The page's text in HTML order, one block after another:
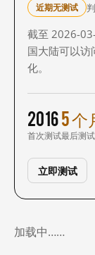
近期无测试
截至 2026-
国大陆可以访
化。
2016
首次测试
5 个
最后测试
立即测试
加载中……